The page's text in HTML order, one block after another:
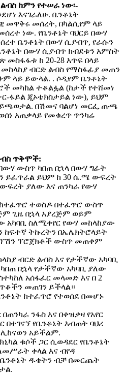
ከምን የተሠራ ነው፡-
እናገራለሁ. ቤንቶኔት
መዋቅሩ መሰረት, በካልሲየም ላይ
ነው. የቤንቶኔት ባህርይ በውሃ
ቤንቶኔት በውሃ ሲያብጥ, የራሱን
በውሃ ሲያብጥ ክብደቱን አምስት
ከ 20-28 እጥፍ በላይ
መከላከያ ብርድ ልብስ የማስፋፊያ መጠን
ላይ ይውላል. . ሶዲየም ቤንቶኔት
መካከል ተቆልፏል (ከታች የተሸመነ
ፋይል ጂኦቴክስታይል ነው), ይህም
ይጫወታል. በሽመና ባልሆነ መርፌ ጡጫ
አጠቃላይ የመቁረጥ ጥንካሬ
ጥቅሞች:
ውስጥ ካበጠ በኋላ በውሃ ግፊት
ይፈጥራል ይህም ከ 30 ሴ.ሜ ውፍረት
ያለው እና ጠንካራ የውሃ
ከተፈጥሮ ተወስዶ በተፈጥሮ ውስጥ
ጊዜ በኋላ አያረጅም ወይም
አካባቢ ስለሚቀየር የውሃ መከላከያው
ከፍተኛ ትኩረትን በኤሌክትሮላይት
ፕሮጀክቶች ውስጥ መጠቀም
ብርድ ልብስ እና የታችኛው አካባቢ
በኋላ የታችኛው አካባቢ ያለው
አሰፋፈር መላመድ እና በ 2
መጠገን ይችላል።
ቤንቶኔት ከተፈጥሮ የተወሰደ በመሆኑ
ንፋስ እና በቀዝቃዛ የአየር
በተገናኘ የቤንቶኔት እብጠት ባህሪ
አይችልም.
ቁሶች ጋር ሲወዳደር የቤንቶኔት
ቀላል እና ብየዳ
ዱቄትን ብቻ በመርጨት